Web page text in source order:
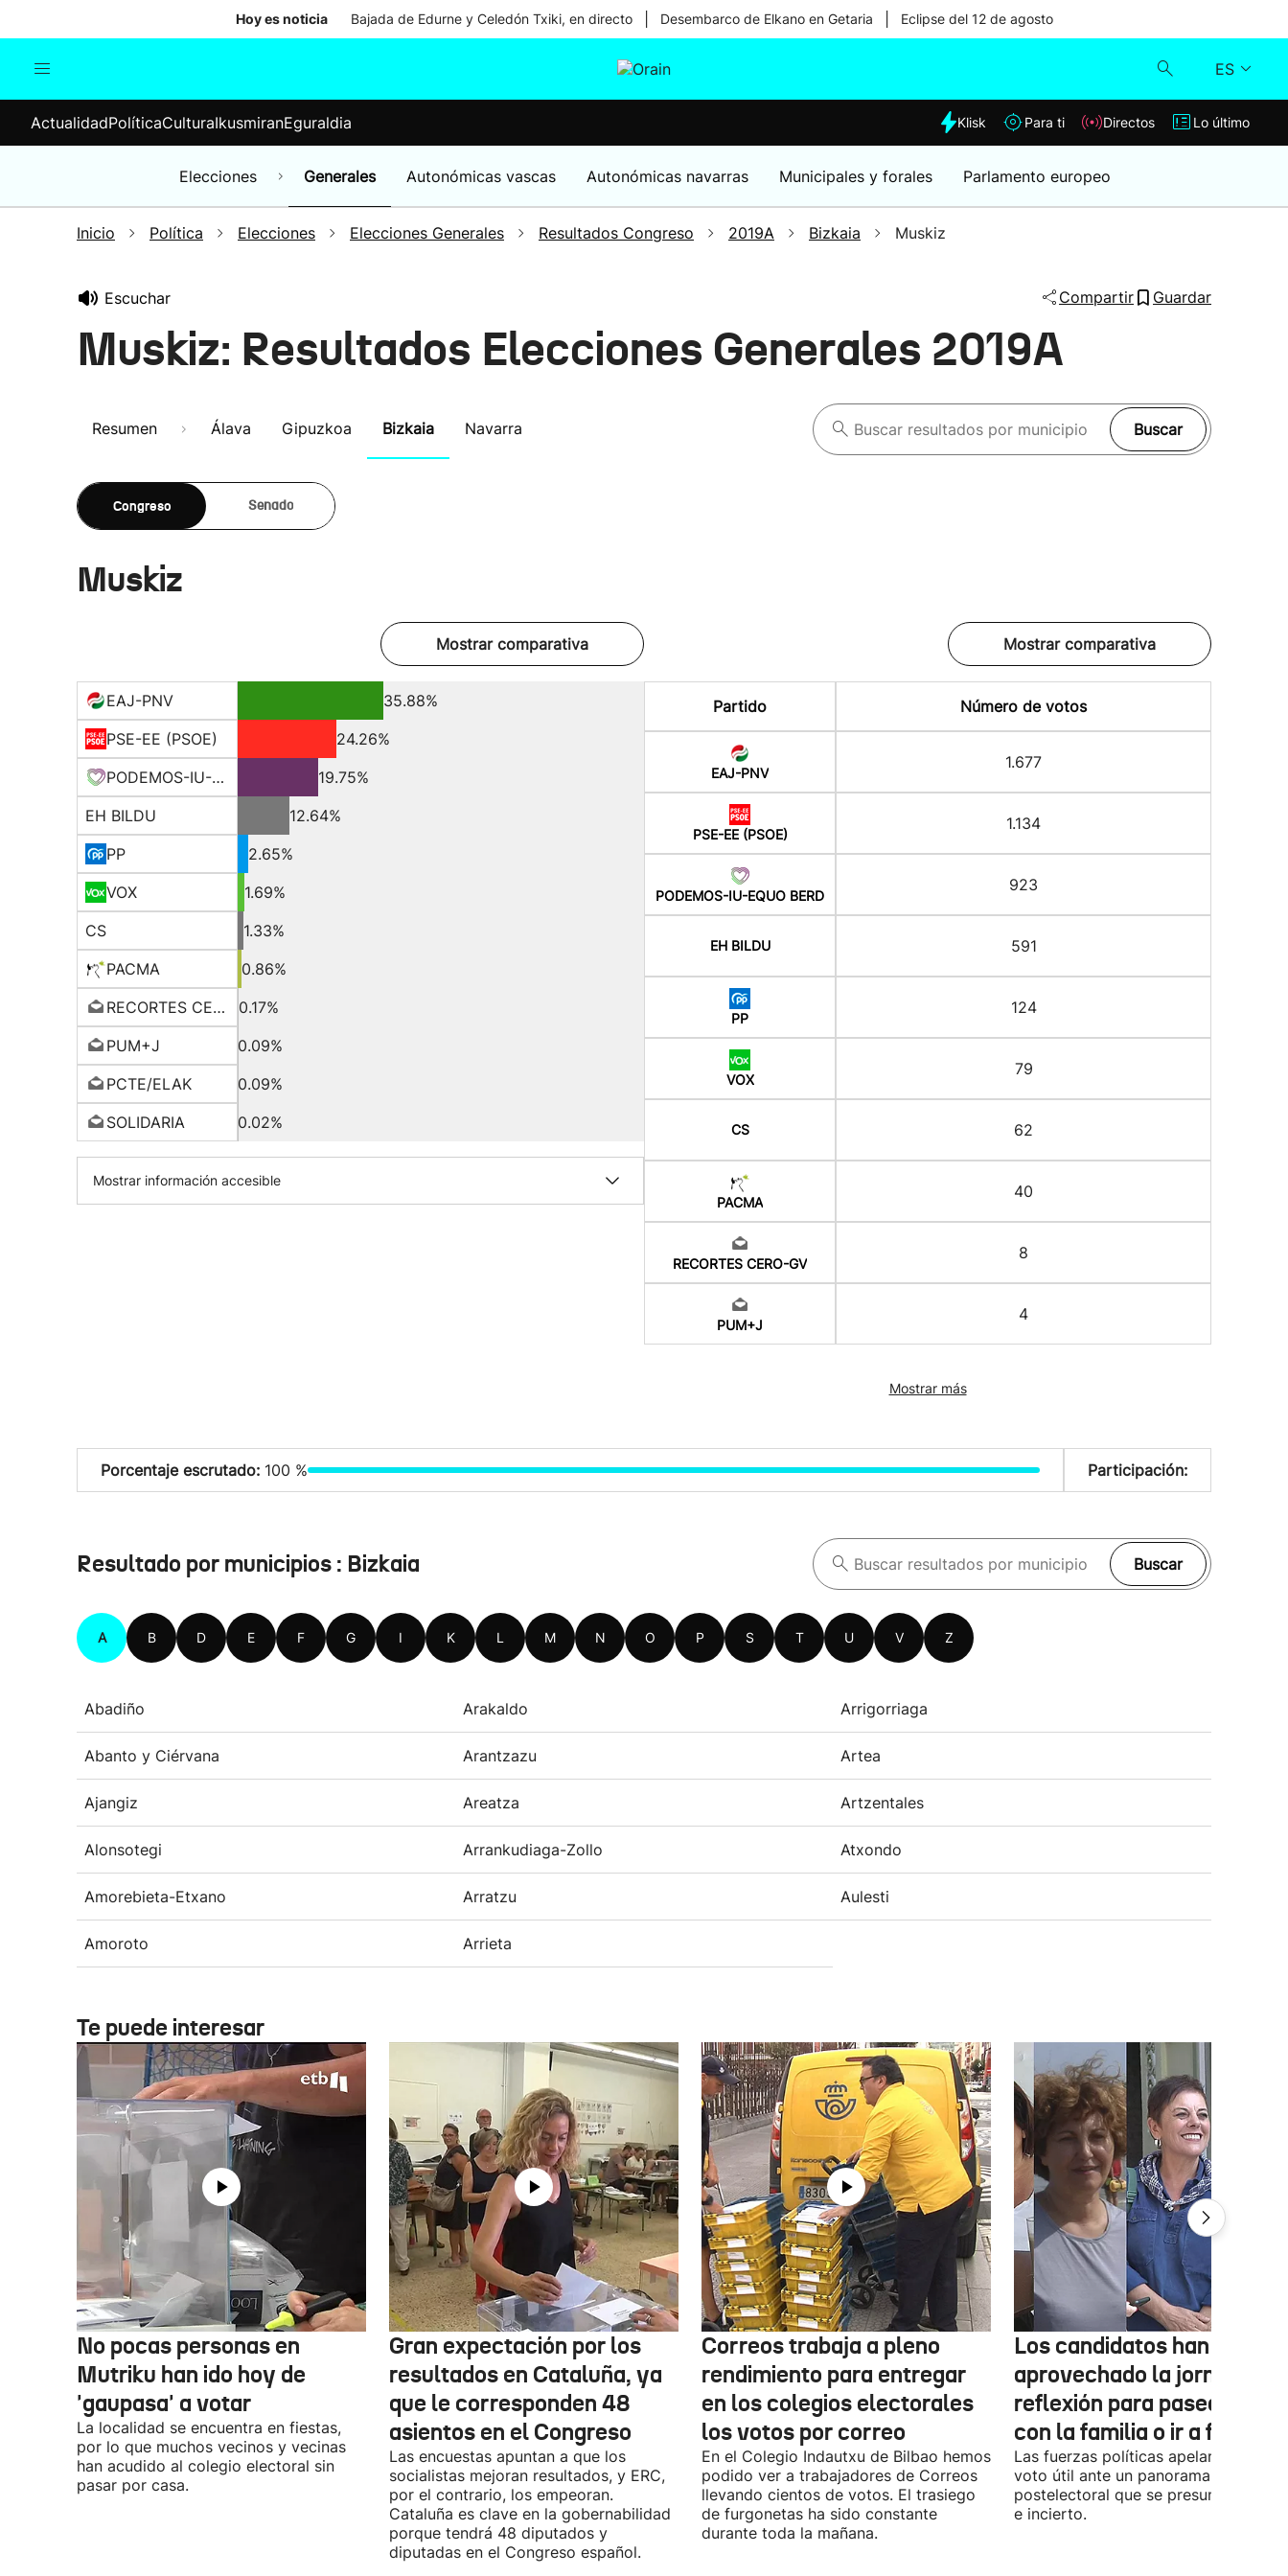
Hoy es noticia Bajada de Edurne y Celedón Txiki, en directo Desembarco de Elkano en Getaria Eclipse del 12 de agosto
ES
Elecciones
Klisk
Lo último
ActualidadPolíticaCulturaIkusmiranEguraldia Klisk Para ti Directos Lo último
Elecciones Generales Autonómicas vascas Autonómicas navarras Municipales y forales Parlamento europeo
Inicio Política Elecciones Elecciones Generales Resultados Congreso 2019A Bizkaia Muskiz
Escuchar Compartir Guardar
Muskiz: Resultados Elecciones Generales 2019A
Resumen Álava Gipuzkoa Bizkaia Navarra Buscar
Congreso Senado
Muskiz
Mostrar comparativa
EAJ-PNV
35.88%
PSE-EE (PSOE)
24.26%
PODEMOS-IU-EQUO BERD
19.75%
EH BILDU
12.64%
PP
2.65%
VOX
1.69%
CS
1.33%
PACMA
0.86%
RECORTES CERO-GV
0.17%
PUM+J
0.09%
PCTE/ELAK
0.09%
SOLIDARIA
0.02%
Mostrar información accesible
Mostrar comparativa
Partido Número de votos
EAJ-PNV
1.677
PSE-EE (PSOE)
1.134
PODEMOS-IU-EQUO BERD
923
EH BILDU 591
PP
124
VOX
79
CS 62
PACMA
40
RECORTES CERO-GV
8
PUM+J
4
Mostrar más
Porcentaje escrutado: 100 % Participación:
Resultado por municipios : Bizkaia Buscar
A B D E F G I K L M N O P S T U V Z
Abadiño Arakaldo Arrigorriaga
Abanto y Ciérvana Arantzazu Artea
Ajangiz Areatza Artzentales
Alonsotegi Arrankudiaga-Zollo Atxondo
Amorebieta-Etxano Arratzu Aulesti
Amoroto Arrieta
Te puede interesar
No pocas personas en
Mutriku han ido hoy de
'gaupasa' a votar
La localidad se encuentra en fiestas,
por lo que muchos vecinos y vecinas
han acudido al colegio electoral sin
pasar por casa.
Gran expectación por los
resultados en Cataluña, ya
que le corresponden 48
asientos en el Congreso
Las encuestas apuntan a que los
socialistas mejoran resultados, y ERC,
por el contrario, los empeoran.
Cataluña es clave en la gobernabilidad
porque tendrá 48 diputados y
diputadas en el Congreso español.
Correos trabaja a pleno
rendimiento para entregar
en los colegios electorales
los votos por correo
En el Colegio Indautxu de Bilbao hemos
podido ver a trabajadores de Correos
llevando cientos de votos. El trasiego
de furgonetas ha sido constante
durante toda la mañana.
Los candidatos han
aprovechado la jornada de
reflexión para pasear,
con la familia o ir a fiestas
Las fuerzas políticas apelaron ayer al
voto útil ante un panorama
postelectoral que se presume
e incierto.